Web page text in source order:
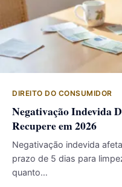
DIREITO DO CONSUMIDOR
Negativação Indevida
Recupere em 2026
Negativação indevida
prazo de 5 dias para
quanto…